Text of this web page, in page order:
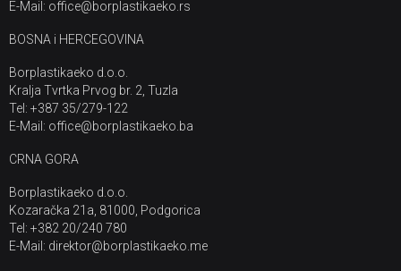
E-Mail: office@borplastikaeko.rs
BOSNA i HERCEGOVINA
Borplastikaeko d.o.o.
Kralja Tvrtka Prvog br. 2, Tuzla
Tel: +387 35/279-122
E-Mail: office@borplastikaeko.ba
CRNA GORA
Borplastikaeko d.o.o.
Kozaračka 21a, 81000, Podgorica
Tel: +382 20/240 780
E-Mail: direktor@borplastikaeko.me